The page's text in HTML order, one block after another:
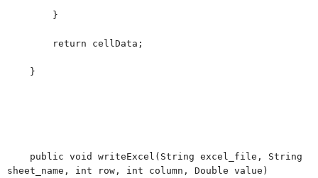
}
return cellData;
}
public void writeExcel(String excel_file, String
sheet_name, int row, int column, Double value)